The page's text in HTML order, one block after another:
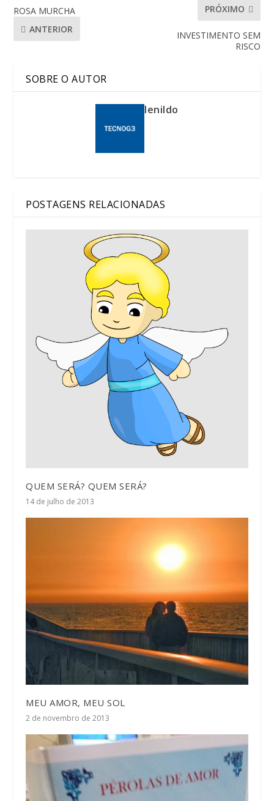
ROSA MURCHA
ANTERIOR
PRÓXIMO
INVESTIMENTO SEM
RISCO
SOBRE O AUTOR
lenildo
POSTAGENS RELACIONADAS
QUEM SERÁ? QUEM SERÁ?
14 de julho de 2013
MEU AMOR, MEU SOL
2 de novembro de 2013